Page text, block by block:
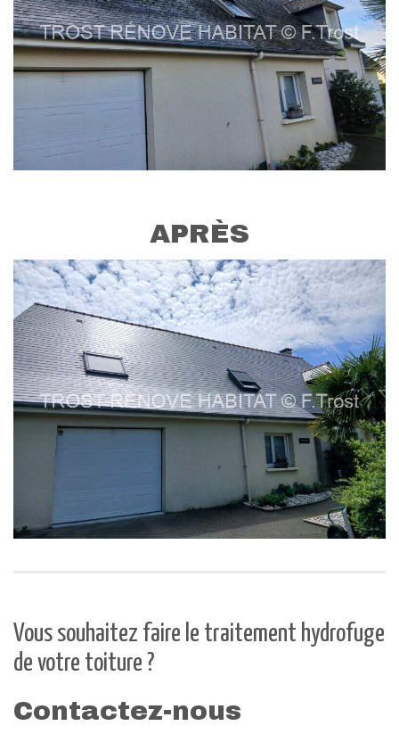
APRÈS
Vous souhaitez faire le traitement hydrofuge
de votre toiture ?
Contactez-nous